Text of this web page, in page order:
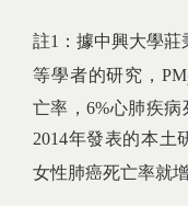
註1：據中興大學莊
等學者的研究，PM
亡率，6%心肺疾
2014年發表的本土
女性肺癌死亡率就增